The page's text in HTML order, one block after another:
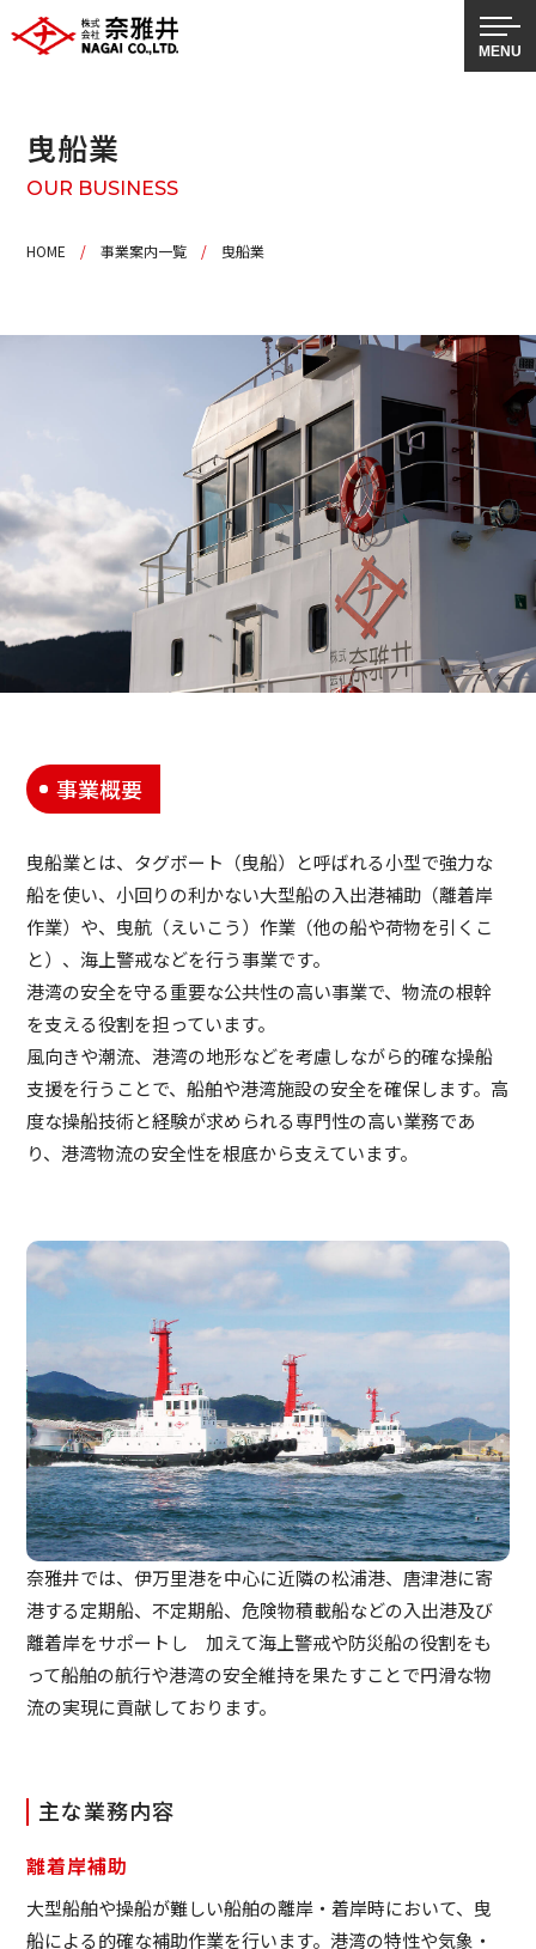
曳船業
OUR BUSINESS
HOME /事業案内一覧 / 曳船業
事業概要
曳船業とは、タグボート（曳船）と呼ばれる小型で強力な
船を使い、小回りの利かない大型船の入出港補助（離着岸
作業）や、曳航（えいこう）作業（他の船や荷物を引くこ
と）、海上警戒などを行う事業です。
港湾の安全を守る重要な公共性の高い事業で、物流の根幹
を支える役割を担っています。
風向きや潮流、港湾の地形などを考慮しながら的確な操船
支援を行うことで、船舶や港湾施設の安全を確保します。高
度な操船技術と経験が求められる専門性の高い業務であ
り、港湾物流の安全性を根底から支えています。
奈雅井では、伊万里港を中心に近隣の松浦港、唐津港に寄
港する定期船、不定期船、危険物積載船などの入出港及び
離着岸をサポートし 加えて海上警戒や防災船の役割をも
って船舶の航行や港湾の安全維持を果たすことで円滑な物
流の実現に貢献しております。
主な業務内容
離着岸補助
大型船舶や操船が難しい船舶の離岸・着岸時において、曳
船による的確な補助作業を行います。港湾の特性や気象・